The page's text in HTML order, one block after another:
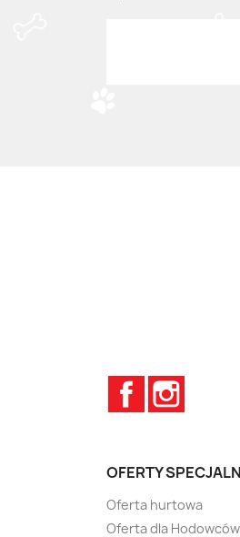
Facebook
OFERTY
Oferta hurtowa
Oferta dla Hodowców